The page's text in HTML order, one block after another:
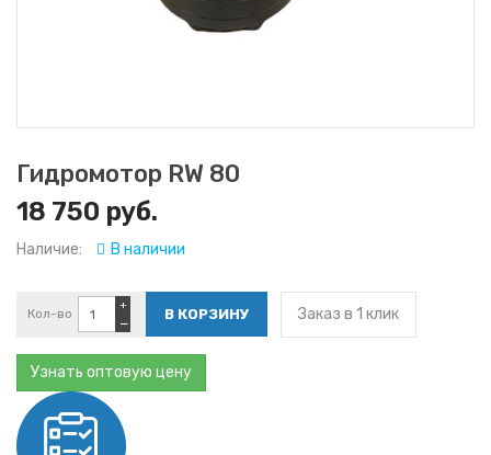
Гидромотор RW 80
18 750 руб.
Наличие: В наличии
Кол-во
−
+ Заказ в 1 клик
Узнать оптовую цену